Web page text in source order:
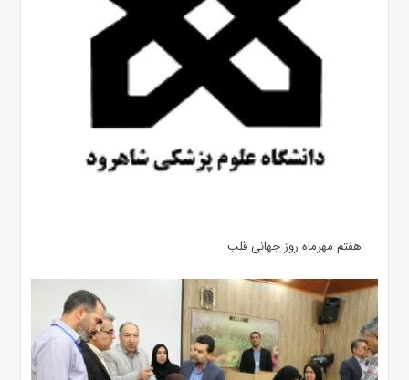
هفتم مهرماه روز جهانی قلب